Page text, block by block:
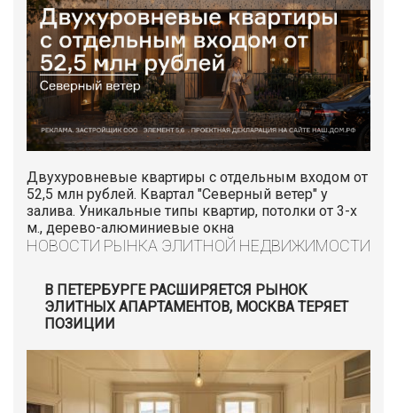
Двухуровневые квартиры с отдельным входом от
52,5 млн рублей. Квартал "Северный ветер" у
залива. Уникальные типы квартир, потолки от 3-х
м., дерево-алюминиевые окна
НОВОСТИ РЫНКА ЭЛИТНОЙ НЕДВИЖИМОСТИ
В ПЕТЕРБУРГЕ РАСШИРЯЕТСЯ РЫНОК
ЭЛИТНЫХ АПАРТАМЕНТОВ, МОСКВА ТЕРЯЕТ
ПОЗИЦИИ